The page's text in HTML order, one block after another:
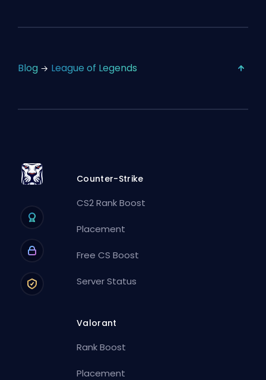
Blog League of Legends
Counter-Strike
CS2 Rank Boost
Placement
Free CS Boost
Server Status
Valorant
Rank Boost
Placement